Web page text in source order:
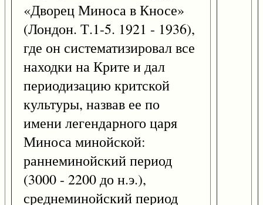
«Дворец Миноса в Кносе»
(Лондон. Т.1-5. 1921 - 1936),
где он систематизировал все
находки на Крите и дал
периодизацию критской
культуры, назвав ее по
имени легендарного царя
Миноса минойской:
раннеминойский период
(3000 - 2200 до н.э.),
среднеминойский период